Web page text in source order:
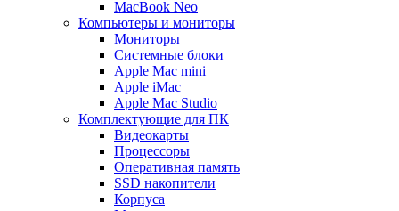
MacBook Neo
Компьютеры и мониторы
Мониторы
Системные блоки
Apple Mac mini
Apple iMac
Apple Mac Studio
Комплектующие для ПК
Видеокарты
Процессоры
Оперативная память
SSD накопители
Корпуса